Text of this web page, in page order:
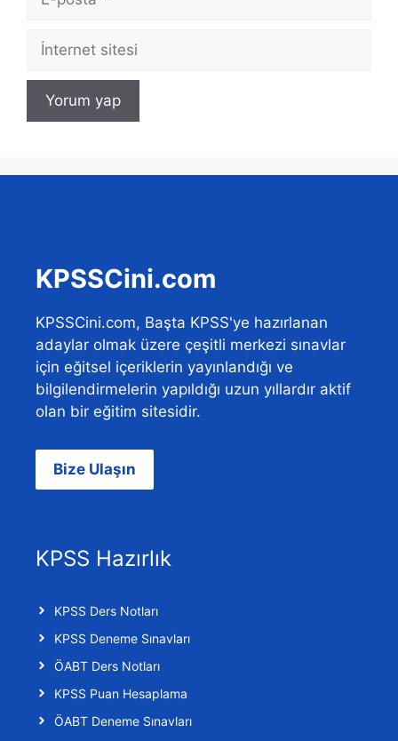
posta
İnternet
sitesi
KPSSCini.com
KPSSCini.com, Başta KPSS'ye hazırlanan
adaylar olmak üzere çeşitli merkezi sınavlar
için eğitsel içeriklerin yayınlandığı ve
bilgilendirmelerin yapıldığı uzun yıllardır aktif
olan bir eğitim sitesidir.
Bize Ulaşın
KPSS Hazırlık
KPSS Ders Notları
KPSS Deneme Sınavları
ÖABT Ders Notları
KPSS Puan Hesaplama
ÖABT Deneme Sınavları